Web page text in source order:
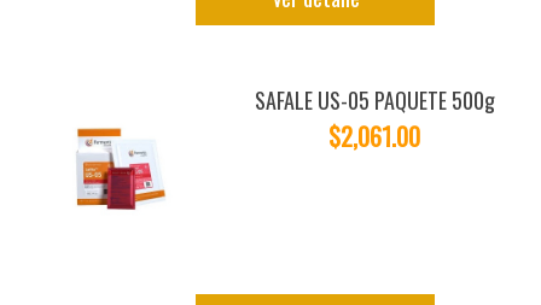
SAFALE US-05 PAQUETE 500g
$2,061.00